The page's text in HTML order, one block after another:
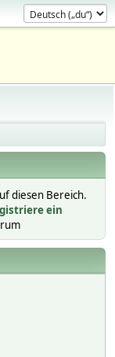
diesen Bereich.
ein